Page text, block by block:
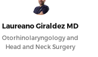
Laureano Giraldez MD
Otorhinolaryngology and
Head and Neck Surgery